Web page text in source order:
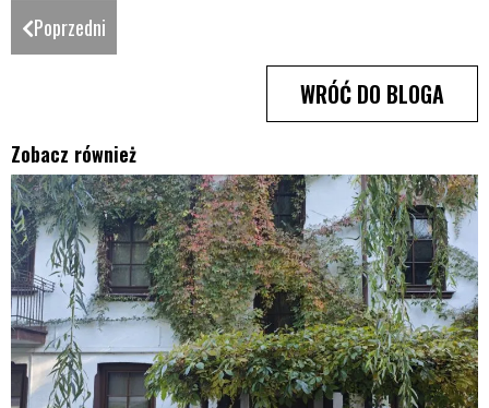
Poprzedni
WRÓĆ DO BLOGA
Zobacz również